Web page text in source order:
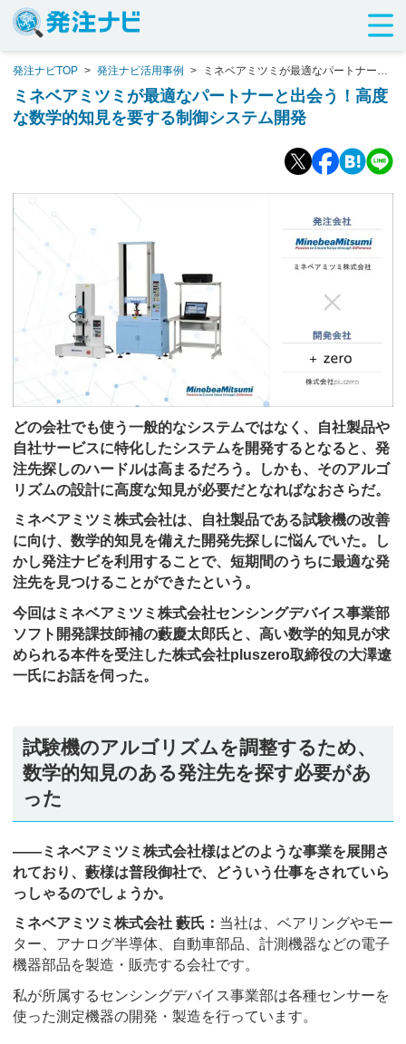
発注ナビTOP > 発注ナビ活用事例 >
ミネベアミツミが最適なパートナーと
出会う！高度な数学的知見を要する制御システム開発
ミネベアミツミが最適なパートナーと出会う！高度
な数学的知見を要する制御システム開発
どの会社でも使う一般的なシステムではなく、自社製品や
自社サービスに特化したシステムを開発するとなると、発
注先探しのハードルは高まるだろう。しかも、そのアルゴ
リズムの設計に高度な知見が必要だとなればなおさらだ。
ミネベアミツミ株式会社は、自社製品である試験機の改善
に向け、数学的知見を備えた開発先探しに悩んでいた。し
かし発注ナビを利用することで、短期間のうちに最適な発
注先を見つけることができたという。
今回はミネベアミツミ株式会社センシングデバイス事業部
ソフト開発課技師補の藪慶太郎氏と、高い数学的知見が求
められる本件を受注した株式会社pluszero取締役の大澤遼
一氏にお話を伺った。
試験機のアルゴリズムを調整するため、
数学的知見のある発注先を探す必要があ
った
――ミネベアミツミ株式会社様はどのような事業を展開さ
れており、藪様は普段御社で、どういう仕事をされていら
っしゃるのでしょうか。
ミネベアミツミ株式会社 藪氏： 当社は、ベアリングやモー
ター、アナログ半導体、自動車部品、計測機器などの電子
機器部品を製造・販売する会社です。
私が所属するセンシングデバイス事業部は各種センサーを
使った測定機器の開発・製造を行っています。